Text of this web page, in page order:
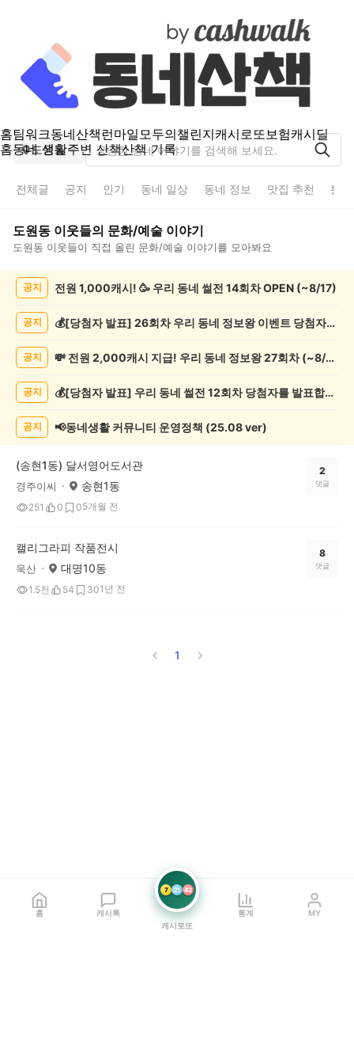
홈팀워크동네산책런마일모두의챌린지캐시로또보험캐시딜
홈동네 생활주변 산책산책 기록
도원동
전체글 공지 인기 동네 일상 동네 정보 맛집 추천 분
도원동 이웃들의 문화/예술 이야기
도원동 이웃들이 직접 올린 문화/예술 이야기를 모아봐요
록
공지 전원 1,000캐시! 🥳 우리 동네 썰전 14회차 OPEN (~8/17)
공지 💰[당첨자 발표] 26회차 우리 동네 정보왕 이벤트 당첨자를 발표합니다!
공지 💸 전원 2,000캐시 지급! 우리 동네 정보왕 27회차 (~8/10)
공지 💰[당첨자 발표] 우리 동네 썰전 12회차 당첨자를 발표합니다!
공지 📢동네생활 커뮤니티 운영정책 (25.08 ver)
(송현1동) 달서영어도서관
경주이씨 송현1동
251 0 05개월 전
2
댓글
캘리그라피 작품전시
욱산 대명10동
1.5천 54 301년 전
8
댓글
1
홈 캐시톡
7 21 42
캐시로또
통계 MY